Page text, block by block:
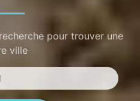
pour trouver une
ville